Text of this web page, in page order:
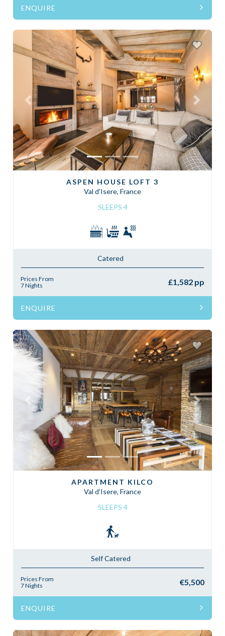
ENQUIRE
Previous Next
ASPEN HOUSE LOFT 3
Val d'Isere, France
SLEEPS 4
Catered
Prices From
7 Nights
£1,582 pp
ENQUIRE
Previous Next
APARTMENT KILCO
Val d'Isere, France
SLEEPS 4
Self Catered
Prices From
7 Nights
€5,500
ENQUIRE